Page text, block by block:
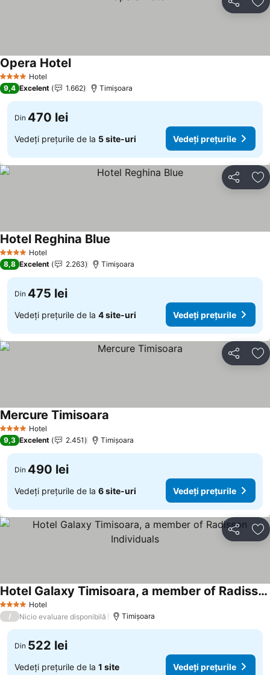
Distribuiți
4 Stele Hotel
Opera Hotel
9,4 Excelent 1.662 Timișoara
Din 470 lei
Vedeți prețurile de la 5 site-uri Vedeți prețurile
Distribuiți
4 Stele Hotel
Hotel Reghina Blue
8,8 Excelent 2.263 Timișoara
Din 475 lei
Vedeți prețurile de la 4 site-uri Vedeți prețurile
Distribuiți
4 Stele Hotel
Mercure Timisoara
9,3 Excelent 2.451 Timișoara
Din 490 lei
Vedeți prețurile de la 6 site-uri Vedeți prețurile
Distribuiți
4 Stele Hotel
Hotel Galaxy Timisoara, a member of Radisson Individuals
/ Nicio evaluare disponibilă Timișoara
Din 522 lei
Vedeți prețurile de la 1 site Vedeți prețurile